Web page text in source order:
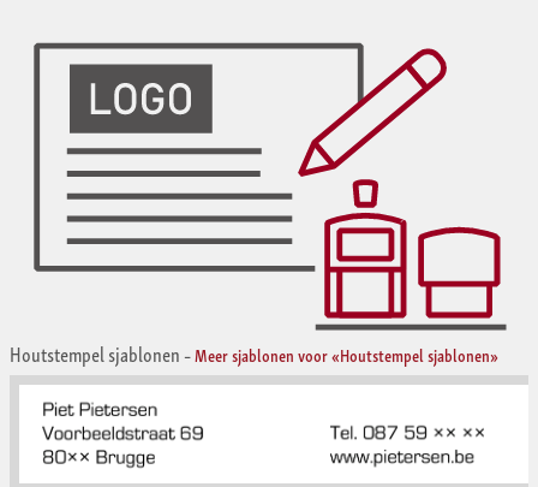
Houtstempel sjablonen –Meer sjablonen voor «Houtstempel sjablonen»